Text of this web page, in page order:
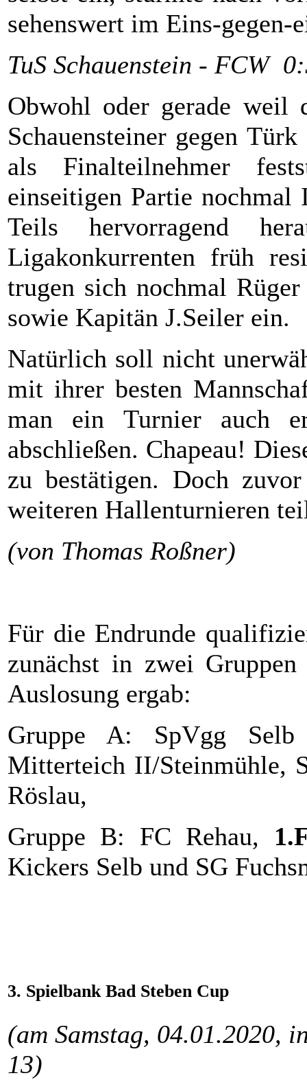
sehenswert im Eins-gegen-
TuS Schauenstein - FCW
Obwohl oder gerade weil
Schauensteiner gegen
als Finalteilnehmer
einseitigen Partie nochmal
Teils hervorragend
Ligakonkurrenten früh
trugen sich nochmal
sowie Kapitän J.Seiler ein.
Natürlich soll nicht
mit ihrer besten
man ein Turnier auch
abschließen. Chapeau!
zu bestätigen. Doch
weiteren Hallenturnieren
(von Thomas Roßner)
Für die Endrunde
zunächst in zwei
Auslosung ergab:
Gruppe A: SpVgg
Mitterteich II/Steinmühle,
Röslau,
Gruppe B: FC Rehau,
Kickers Selb und SG
3. Spielbank Bad Steben Cup
(am Samstag, 04.01.2020,
13)